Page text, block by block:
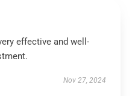
effective and well-
Nov 27, 2024